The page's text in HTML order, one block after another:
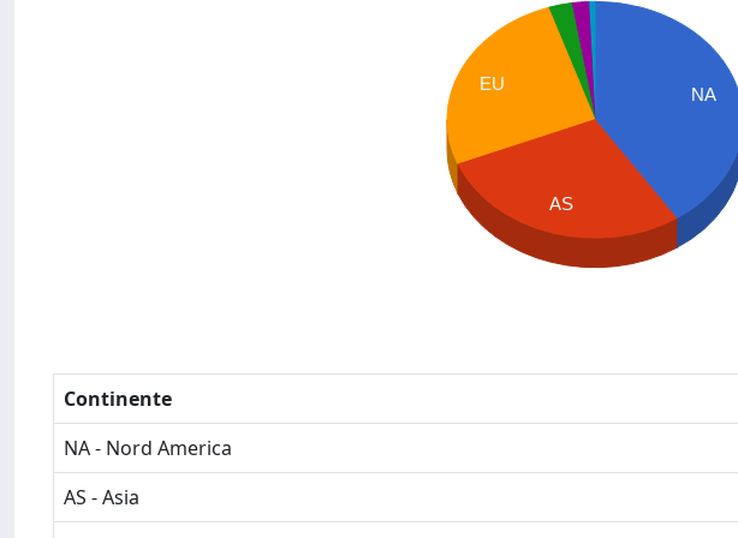
NA
EU
AS
Continente
NA - Nord America
AS - Asia